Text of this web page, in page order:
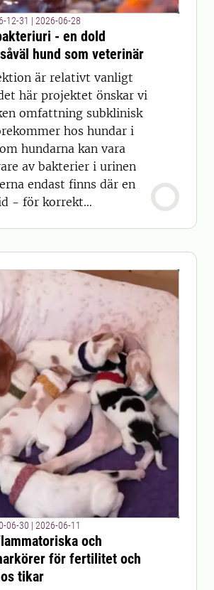
12-31 | 2026-06-28
- en dold
hund som veterinär
är relativt vanligt
här projektet önskar vi
omfattning subklinisk
hos hundar i
hundarna kan vara
av bakterier i urinen
endast finns där en
- för korrekt
06-30 | 2026-06-11
och
för fertilitet och
tikar